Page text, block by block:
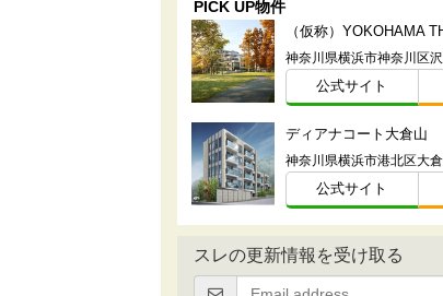
PICK UP物件
神奈川県横浜市神奈川区沢
公式サイト
ディアナコート大倉山
公式サイト
スレの更新情報を受け取る